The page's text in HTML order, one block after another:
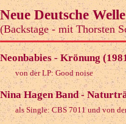
Neue Deutsche
(Backstage - mit Thorsten
Neonbabies - Krönung
von der LP: Good noise
Nina Hagen Band -
als Single: CBS 7011 und von